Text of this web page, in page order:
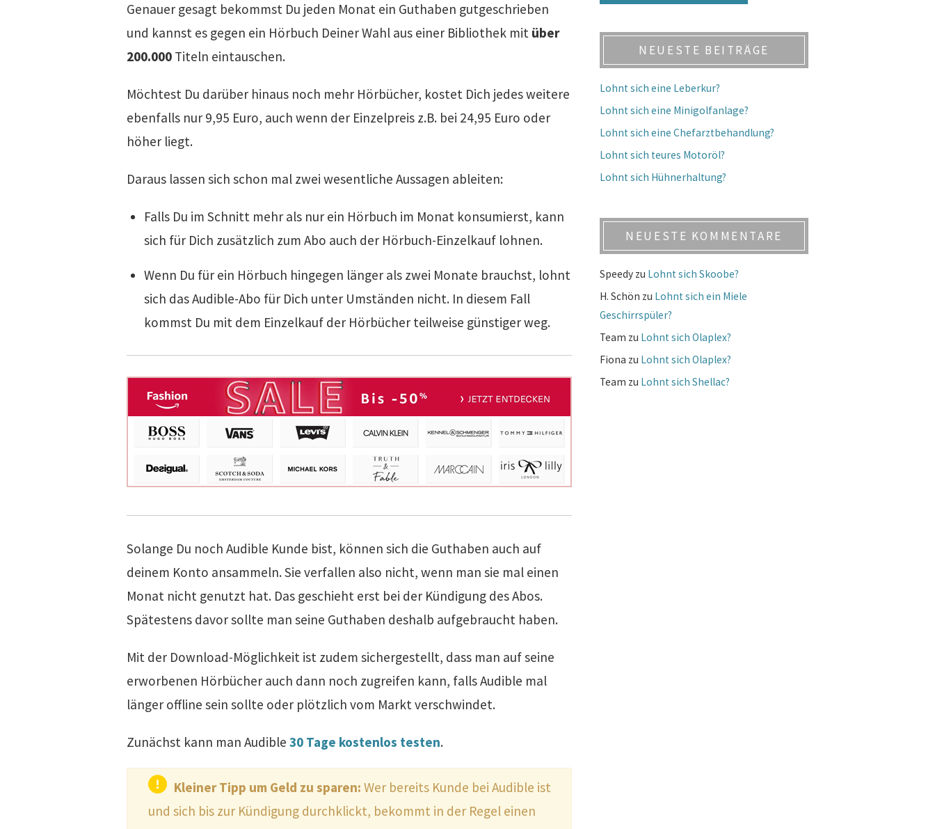
Genauer gesagt bekommst Du jeden Monat ein Guthaben gutgeschrieben
und kannst es gegen ein Hörbuch Deiner Wahl aus einer Bibliothek mit über
200.000 Titeln eintauschen.
Möchtest Du darüber hinaus noch mehr Hörbücher, kostet Dich jedes weitere
ebenfalls nur 9,95 Euro, auch wenn der Einzelpreis z.B. bei 24,95 Euro oder
höher liegt.
Daraus lassen sich schon mal zwei wesentliche Aussagen ableiten:
Falls Du im Schnitt mehr als nur ein Hörbuch im Monat konsumierst, kann
sich für Dich zusätzlich zum Abo auch der Hörbuch-Einzelkauf lohnen.
Wenn Du für ein Hörbuch hingegen länger als zwei Monate brauchst, lohnt
sich das Audible-Abo für Dich unter Umständen nicht. In diesem Fall
kommst Du mit dem Einzelkauf der Hörbücher teilweise günstiger weg.
Solange Du noch Audible Kunde bist, können sich die Guthaben auch auf
deinem Konto ansammeln. Sie verfallen also nicht, wenn man sie mal einen
Monat nicht genutzt hat. Das geschieht erst bei der Kündigung des Abos.
Spätestens davor sollte man seine Guthaben deshalb aufgebraucht haben.
Mit der Download-Möglichkeit ist zudem sichergestellt, dass man auf seine
erworbenen Hörbücher auch dann noch zugreifen kann, falls Audible mal
länger offline sein sollte oder plötzlich vom Markt verschwindet.
Zunächst kann man Audible 30 Tage kostenlos testen.
Kleiner Tipp um Geld zu sparen: Wer bereits Kunde bei Audible ist
und sich bis zur Kündigung durchklickt, bekommt in der Regel einen
NEUESTE BEITRÄGE
Lohnt sich eine Leberkur?
Lohnt sich eine Minigolfanlage?
Lohnt sich eine Chefarztbehandlung?
Lohnt sich teures Motoröl?
Lohnt sich Hühnerhaltung?
NEUESTE KOMMENTARE
Speedy zu Lohnt sich Skoobe?
H. Schön zu Lohnt sich ein Miele
Geschirrspüler?
Team zu Lohnt sich Olaplex?
Fiona zu Lohnt sich Olaplex?
Team zu Lohnt sich Shellac?